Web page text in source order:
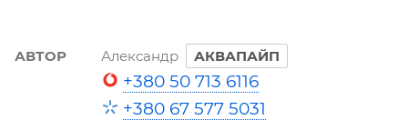
АВТОР Александр АКВАПАЙП
+380 50 713 6116
+380 67 577 5031